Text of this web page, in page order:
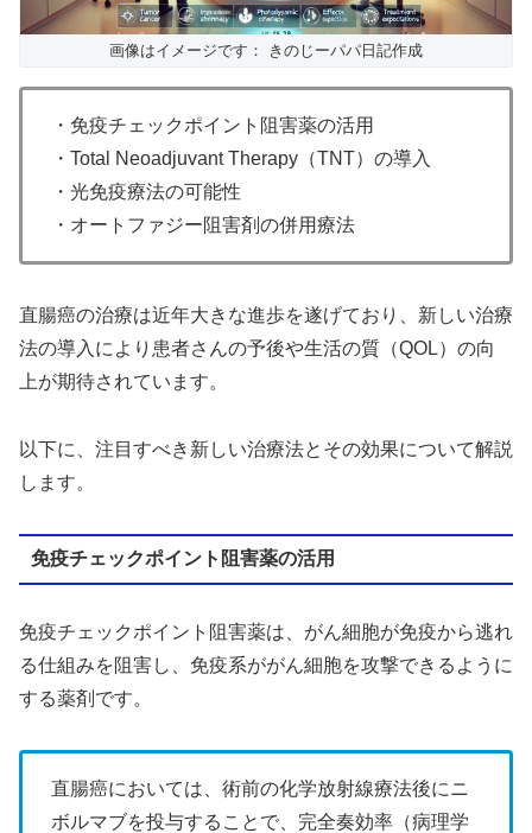
画像はイメージです： きのじーパパ日記作成
・免疫チェックポイント阻害薬の活用
・Total Neoadjuvant Therapy（TNT）の導入
・光免疫療法の可能性
・オートファジー阻害剤の併用療法
直腸癌の治療は近年大きな進歩を遂げており、新しい治療
法の導入により患者さんの予後や生活の質（QOL）の向
上が期待されています。
以下に、注目すべき新しい治療法とその効果について解説
します。
免疫チェックポイント阻害薬の活用
免疫チェックポイント阻害薬は、がん細胞が免疫から逃れ
る仕組みを阻害し、免疫系ががん細胞を攻撃できるように
する薬剤です。
直腸癌においては、術前の化学放射線療法後にニ
ボルマブを投与することで、完全奏効率（病理学